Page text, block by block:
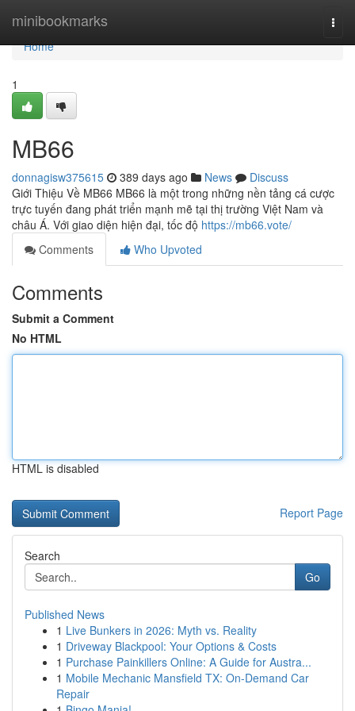
minibookmarks
Home
Home
1
MB66
donnagisw375615 389 days ago News
Discuss
Giới Thiệu Về MB66 MB66 là một trong những nền tảng cá cược
trực tuyến đang phát triển mạnh mẽ tại thị trường Việt Nam và
châu Á. Với giao diện hiện đại, tốc độ https://mb66.vote/
Comments
Who Upvoted
Comments
Submit a Comment
No HTML
HTML is disabled
Report Page
Search
Go
Published News
1 Live Bunkers in 2026: Myth vs. Reality
1 Driveway Blackpool: Your Options & Costs
1 Purchase Painkillers Online: A Guide for Austra...
1 Mobile Mechanic Mansfield TX: On-Demand Car
Repair